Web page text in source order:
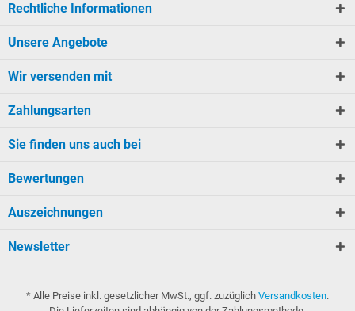
Rechtliche Informationen
Unsere Angebote
Wir versenden mit
Zahlungsarten
Sie finden uns auch bei
Bewertungen
Auszeichnungen
Newsletter
* Alle Preise inkl. gesetzlicher MwSt., ggf. zuzüglich Versandkosten.